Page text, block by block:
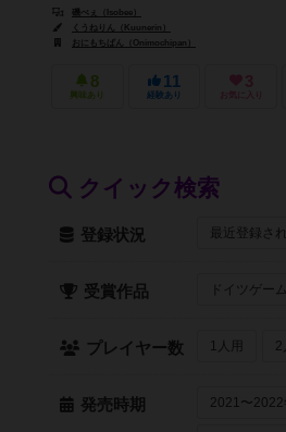
磯べぇ（Isobee）
くうねりん（Kuunerin）
おにもちぱん（Onimochipan）
8
興味あり
11
経験あり
3
お気に入り
クイック検索
登録状況 最近登録さ
受賞作品 ドイツゲー
プレイヤー数 1人用 2
発売時期 2021〜2022